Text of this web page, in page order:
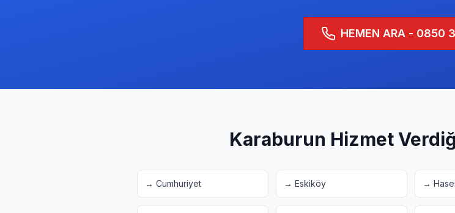
HEMEN ARA - 0850
Karaburun Hizmet
→ Cumhuriyet → Eskiköy →